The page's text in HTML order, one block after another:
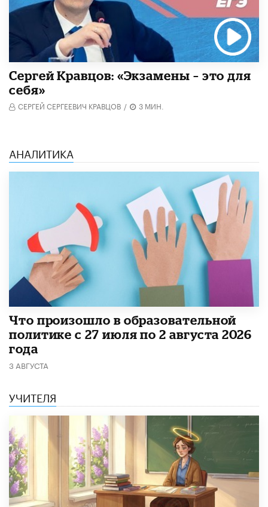
Сергей Кравцов: «Экзамены – это для
себя»
СЕРГЕЙ СЕРГЕЕВИЧ КРАВЦОВ / 3 МИН.
АНАЛИТИКА
​Что произошло в образовательной
политике с 27 июля по 2 августа 2026
года
3 АВГУСТА
УЧИТЕЛЯ